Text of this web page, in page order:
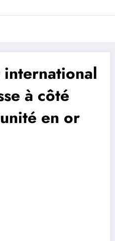
Trivela
L'actualité du football
à côté
en or